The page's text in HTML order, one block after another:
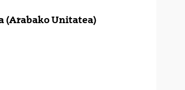
(Arabako Unitatea)